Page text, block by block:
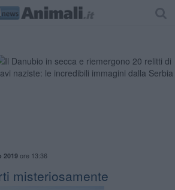
2019ore 13:36
misteriosamente